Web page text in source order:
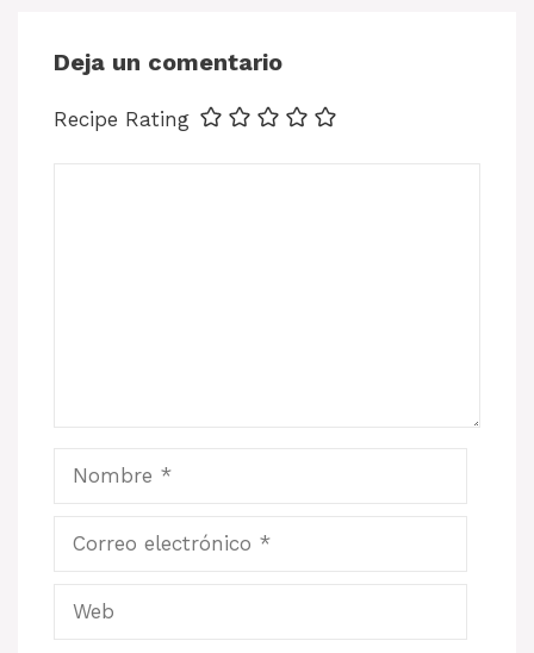
Deja un comentario
Recipe Rating
Nombre